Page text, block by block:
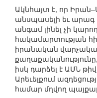
Ակնհայտ է, որ
անսպասելի եւ
անգամ լինել չի
հակամարտության
իրանական
իսկ դարձել է ԱՄՆ
Արեւելքում
համար մղվող